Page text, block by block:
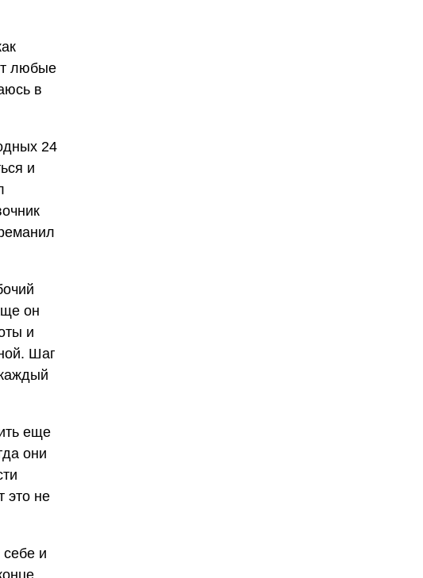
любые
в
24
и
он
и
Шаг
еще
они
это не
и